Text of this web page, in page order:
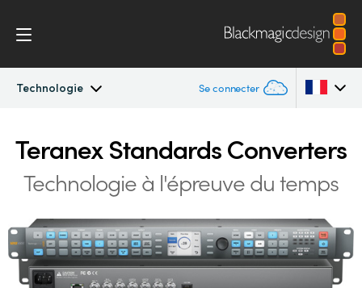
Technologie Se connecter
Workflow
Conversions
Design
Brazil
Canada
Teranex Standards Converters
Technologie à l'épreuve du temps